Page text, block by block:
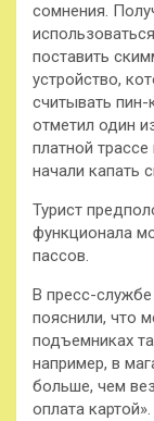
сомнения.
поставить
устройство,
считывать
отметил один
платной
начали капать
Турист
функционала
пассов.
В пресс-
пояснили, что
подъемниках
например, в
больше, чем
оплата